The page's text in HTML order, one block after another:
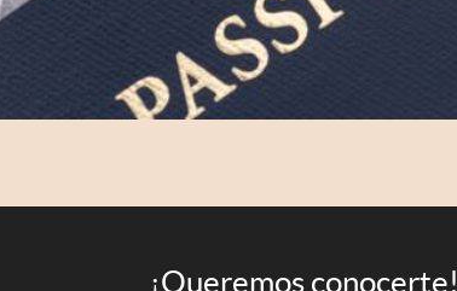
¡Queremos conocerte!